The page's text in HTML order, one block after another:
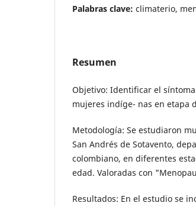
Palabras clave: climaterio,
Resumen
Objetivo: Identificar el
mujeres indíge- nas en etapa
Metodología: Se estudiaron
San Andrés de Sotavento,
colombiano, en diferentes
edad. Valoradas con
Resultados: En el estudio se